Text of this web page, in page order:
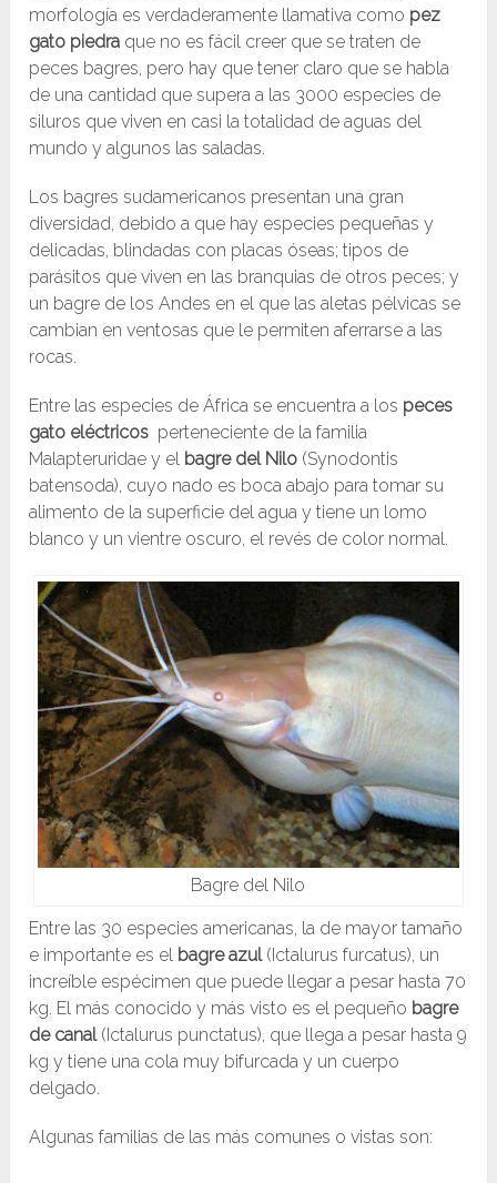
morfología es verdaderamente llamativa como pez
gato piedra que no es fácil creer que se traten de
peces bagres, pero hay que tener claro que se habla
de una cantidad que supera a las 3000 especies de
siluros que viven en casi la totalidad de aguas del
mundo y algunos las saladas.
Los bagres sudamericanos presentan una gran
diversidad, debido a que hay especies pequeñas y
delicadas, blindadas con placas óseas; tipos de
parásitos que viven en las branquias de otros peces; y
un bagre de los Andes en el que las aletas pélvicas se
cambian en ventosas que le permiten aferrarse a las
rocas.
Entre las especies de África se encuentra a los peces
gato eléctricos perteneciente de la familia
Malapteruridae y el bagre del Nilo (Synodontis
batensoda), cuyo nado es boca abajo para tomar su
alimento de la superficie del agua y tiene un lomo
blanco y un vientre oscuro, el revés de color normal.
Bagre del Nilo
Entre las 30 especies americanas, la de mayor tamaño
e importante es el bagre azul(Ictalurus furcatus), un
increíble espécimen que puede llegar a pesar hasta 70
kg. El más conocido y más visto es el pequeño bagre
de canal(Ictalurus punctatus), que llega a pesar hasta 9
kg y tiene una cola muy bifurcada y un cuerpo
delgado.
Algunas familias de las más comunes o vistas son: